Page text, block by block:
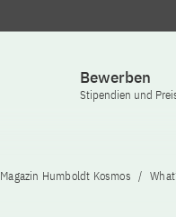
Bewerben
Stipendien und
Magazin Humboldt Kosmos